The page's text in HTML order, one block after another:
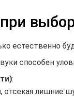
естественно
способен
:
отсекая лишние